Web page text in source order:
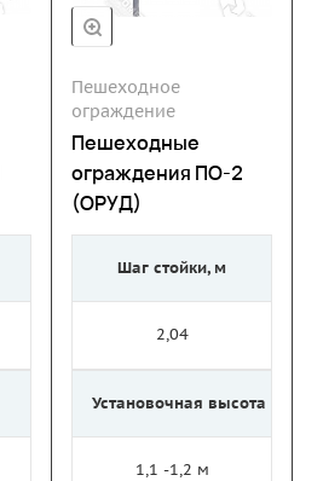
Пешеходное
ограждение
Пешеходные
ограждения ПО-2
(ОРУД)
Шаг стойки, м
2,04
Установочная высота
1,1 -1,2 м